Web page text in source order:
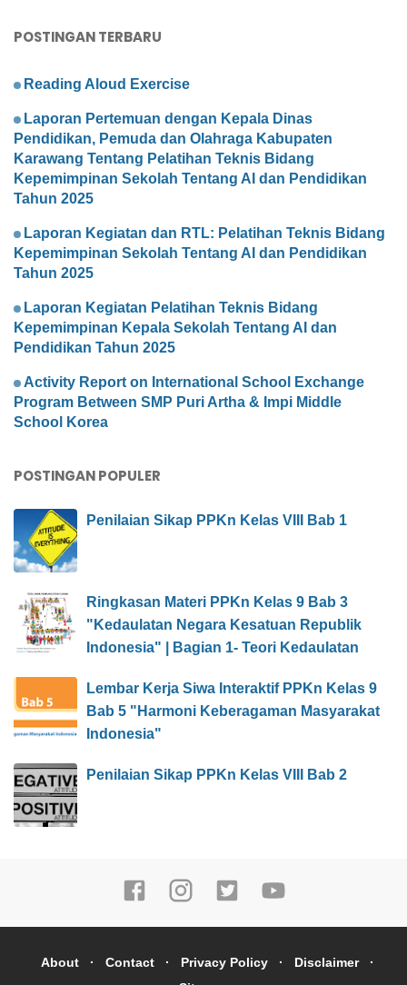
POSTINGAN TERBARU
Reading Aloud Exercise
Laporan Pertemuan dengan Kepala Dinas
Pendidikan, Pemuda dan Olahraga Kabupaten
Karawang Tentang Pelatihan Teknis Bidang
Kepemimpinan Sekolah Tentang AI dan Pendidikan
Tahun 2025
Laporan Kegiatan dan RTL: Pelatihan Teknis Bidang
Kepemimpinan Sekolah Tentang AI dan Pendidikan
Tahun 2025
Laporan Kegiatan Pelatihan Teknis Bidang
Kepemimpinan Kepala Sekolah Tentang AI dan
Pendidikan Tahun 2025
Activity Report on International School Exchange
Program Between SMP Puri Artha & Impi Middle
School Korea
POSTINGAN POPULER
Penilaian Sikap PPKn Kelas VIII Bab 1
Ringkasan Materi PPKn Kelas 9 Bab 3
"Kedaulatan Negara Kesatuan Republik
Indonesia" | Bagian 1- Teori Kedaulatan
Lembar Kerja Siwa Interaktif PPKn Kelas 9
Bab 5 "Harmoni Keberagaman Masyarakat
Indonesia"
Penilaian Sikap PPKn Kelas VIII Bab 2
About Contact Privacy Policy
Disclaimer